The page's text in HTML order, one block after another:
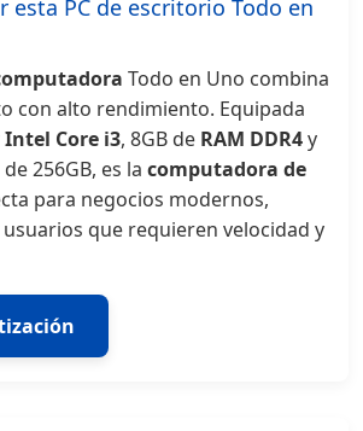
esta PC de escritorio Todo en
Todo en Uno combina
con alto rendimiento. Equipada
Intel Core i3, 8GB de RAM DDR4y
de 256GB, es la computadora de
para negocios modernos,
que requieren velocidad y